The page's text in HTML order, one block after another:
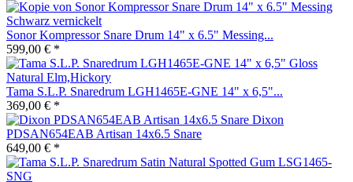
Sonor Kompressor Snare Drum 14" x 6.5" Messing...
599,00 € *
Tama S.L.P. Snaredrum LGH1465E-GNE 14" x 6,5"...
369,00 € *
Dixon
PDSAN654EAB Artisan 14x6.5 Snare
649,00 € *